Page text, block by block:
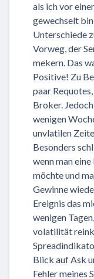
als ich vor
gewechselt
Unterschiede
Vorweg, der
mekern. Das
Positive! Zu
paar
Broker.
wenigen
unvlatilen
Besonders
wenn man
möchte und
Gewinne
Ereignis das
wenigen
volatilität
Blick auf Ask
Fehler meines